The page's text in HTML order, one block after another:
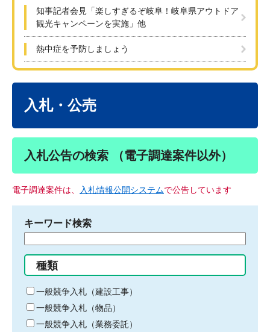
知事記者会見「楽しすぎるぞ岐阜！岐阜県アウトドア
観光キャンペーンを実施」他
熱中症を予防しましょう
入札・公売
入札公告の検索 （電子調達案件以外）
電子調達案件は、 入札情報公開システムで公告しています
キーワード検索
る
キ
ー
ワ
ー
種類
一般競争入札（建設工事）
一般競争入札（物品）
一般競争入札（業務委託）